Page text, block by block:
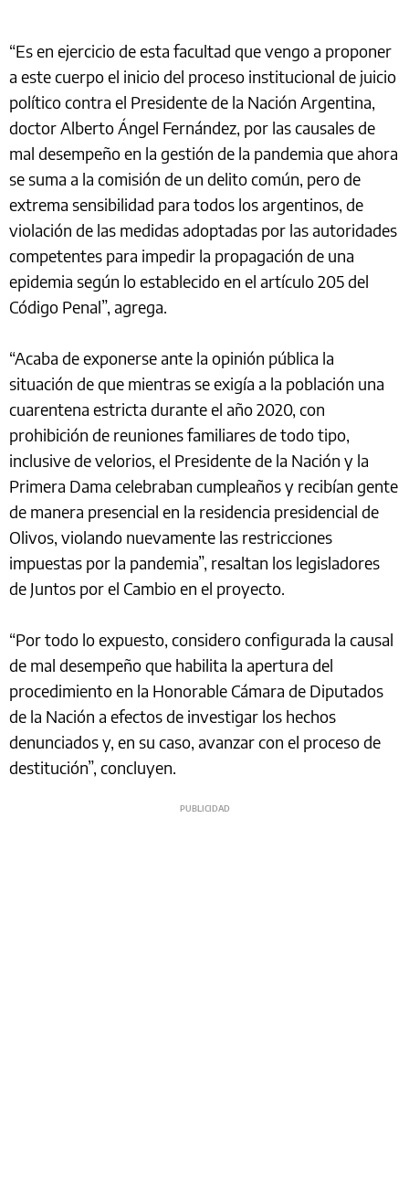
“Es en ejercicio de esta facultad que vengo a proponer
a este cuerpo el inicio del proceso institucional de juicio
político contra el Presidente de la Nación Argentina,
doctor Alberto Ángel Fernández, por las causales de
mal desempeño en la gestión de la pandemia que ahora
se suma a la comisión de un delito común, pero de
extrema sensibilidad para todos los argentinos, de
violación de las medidas adoptadas por las autoridades
competentes para impedir la propagación de una
epidemia según lo establecido en el artículo 205 del
Código Penal”, agrega.
“Acaba de exponerse ante la opinión pública la
situación de que mientras se exigía a la población una
cuarentena estricta durante el año 2020, con
prohibición de reuniones familiares de todo tipo,
inclusive de velorios, el Presidente de la Nación y la
Primera Dama celebraban cumpleaños y recibían gente
de manera presencial en la residencia presidencial de
Olivos, violando nuevamente las restricciones
impuestas por la pandemia”, resaltan los legisladores
de Juntos por el Cambio en el proyecto.
“Por todo lo expuesto, considero configurada la causal
de mal desempeño que habilita la apertura del
procedimiento en la Honorable Cámara de Diputados
de la Nación a efectos de investigar los hechos
denunciados y, en su caso, avanzar con el proceso de
destitución”, concluyen.